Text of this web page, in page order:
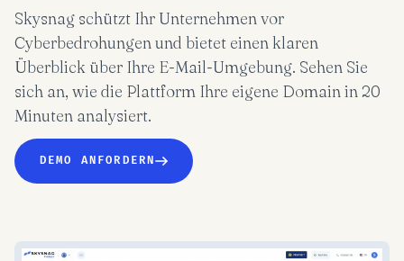
Skysnag schützt Ihr Unternehmen vor
Cyberbedrohungen und bietet einen klaren
Überblick über Ihre E-Mail-Umgebung. Sehen Sie
sich an, wie die Plattform Ihre eigene Domain in 20
Minuten analysiert.
DEMO ANFORDERN